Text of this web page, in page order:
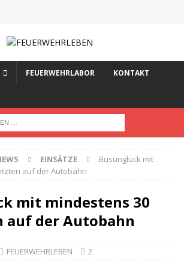
FEUERWEHRLABOR KONTAKT
EINSÄTZE
Busunglück mit
auf der Autobahn
mit mindestens 30
auf der Autobahn
FEUERWEHRLEBEN 2